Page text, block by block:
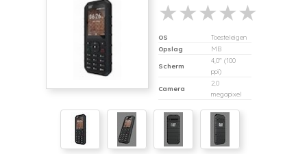
OS
Toesteleigen
Opslag
MB
Scherm
4,0" (100
ppi)
Camera
2,0
megapixel